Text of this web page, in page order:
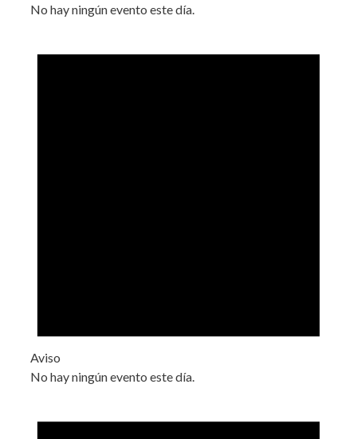
No hay ningún evento este día.
Aviso
No hay ningún evento este día.